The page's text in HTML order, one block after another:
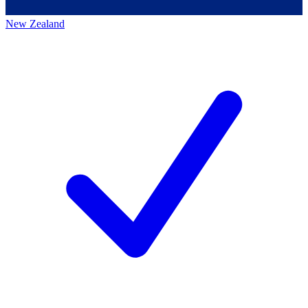
New Zealand